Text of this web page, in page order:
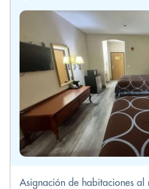
Asignación de habitaciones al